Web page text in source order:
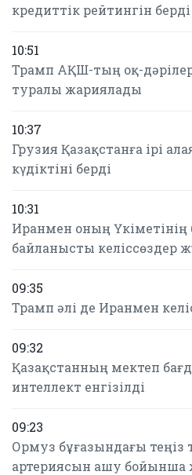
кредиттік рейтингін берді
10:51
Трамп АҚШ-тың оқ-
туралы жариялады
10:37
Грузия Қазақстанға ірі
күдіктіні берді
10:31
Иранмен оның Үкіметінің
байланысты келіссөздер
09:35
Трамп әлі де Иранмен
09:32
Қазақстанның мектеп
интеллект енгізілді
09:23
Ормуз бұғазындағы теңіз
артериясын ашу бойынша